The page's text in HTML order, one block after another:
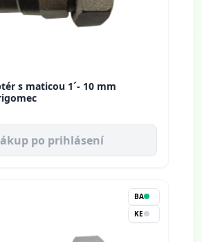
s maticou 1´- 10 mm
po prihlásení
BA
KE